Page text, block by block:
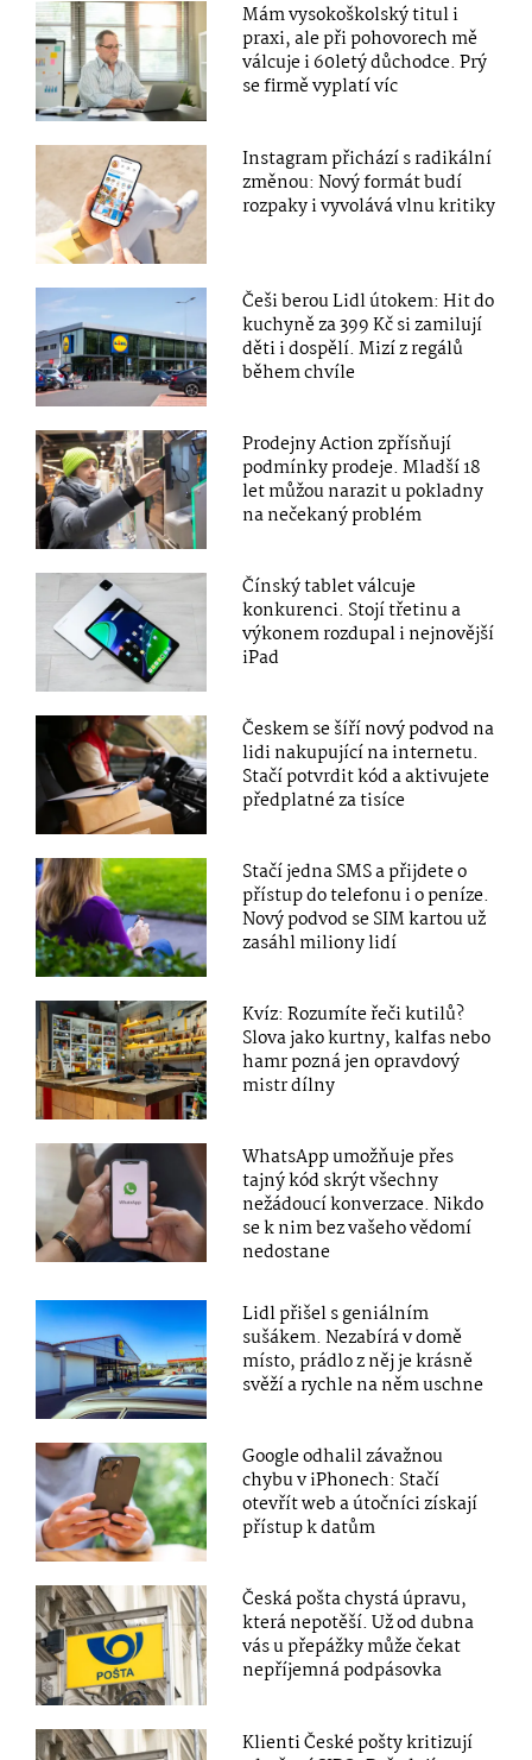
Mám vysokoškolský titul i
praxi, ale při pohovorech mě
válcuje i 60letý důchodce. Prý
se firmě vyplatí víc
Instagram přichází s radikální
změnou: Nový formát budí
rozpaky i vyvolává vlnu kritiky
Češi berou Lidl útokem: Hit do
kuchyně za 399 Kč si zamilují
děti i dospělí. Mizí z regálů
během chvíle
Prodejny Action zpřísňují
podmínky prodeje. Mladší 18
let můžou narazit u pokladny
na nečekaný problém
Čínský tablet válcuje
konkurenci. Stojí třetinu a
výkonem rozdupal i nejnovější
iPad
Českem se šíří nový podvod na
lidi nakupující na internetu.
Stačí potvrdit kód a aktivujete
předplatné za tisíce
Stačí jedna SMS a přijdete o
přístup do telefonu i o peníze.
Nový podvod se SIM kartou už
zasáhl miliony lidí
Kvíz: Rozumíte řeči kutilů?
Slova jako kurtny, kalfas nebo
hamr pozná jen opravdový
mistr dílny
WhatsApp umožňuje přes
tajný kód skrýt všechny
nežádoucí konverzace. Nikdo
se k nim bez vašeho vědomí
nedostane
Lidl přišel s geniálním
sušákem. Nezabírá v domě
místo, prádlo z něj je krásně
svěží a rychle na něm uschne
Google odhalil závažnou
chybu v iPhonech: Stačí
otevřít web a útočníci získají
přístup k datům
Česká pošta chystá úpravu,
která nepotěší. Už od dubna
vás u přepážky může čekat
nepříjemná podpásovka
Klienti České pošty kritizují